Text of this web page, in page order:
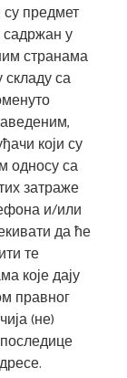
предмет
садржан у
странама
са
који су
односу са
затраже
и/или
да ће
те
које дају
правног
(не)